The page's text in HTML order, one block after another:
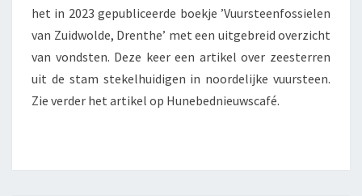
het in 2023 gepubliceerde boekje ’Vuursteenfossielen
van Zuidwolde, Drenthe’ met een uitgebreid overzicht
van vondsten. Deze keer een artikel over zeesterren
uit de stam stekelhuidigen in noordelijke vuursteen.
Zie verder het artikel op Hunebednieuwscafé.